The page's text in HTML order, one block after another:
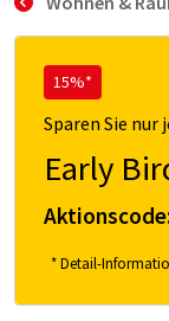
15%*
Sparen Sie
Early
* Detail-